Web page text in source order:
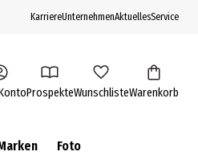
KarriereUnternehmenAktuellesService
ProspekteWunschlisteWarenkorb
Foto